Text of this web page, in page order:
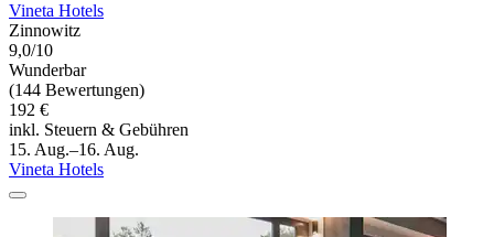
Vineta Hotels
Zinnowitz
9,0/10
Wunderbar
(144 Bewertungen)
192 €
inkl. Steuern & Gebühren
15. Aug.–16. Aug.
Vineta Hotels